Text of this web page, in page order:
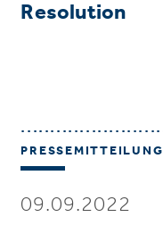
Resolution
PRESSEMITTEILUNG
09.09.2022